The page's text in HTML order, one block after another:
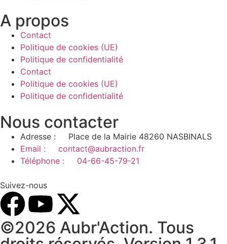
A propos
Contact
Politique de cookies (UE)
Politique de confidentialité
Contact
Politique de cookies (UE)
Politique de confidentialité
Nous contacter
Adresse : Place de la Mairie 48260 NASBINALS
Email : contact@aubraction.fr
Téléphone : 04-66-45-79-21
Suivez-nous
©2026 Aubr'Action. Tous